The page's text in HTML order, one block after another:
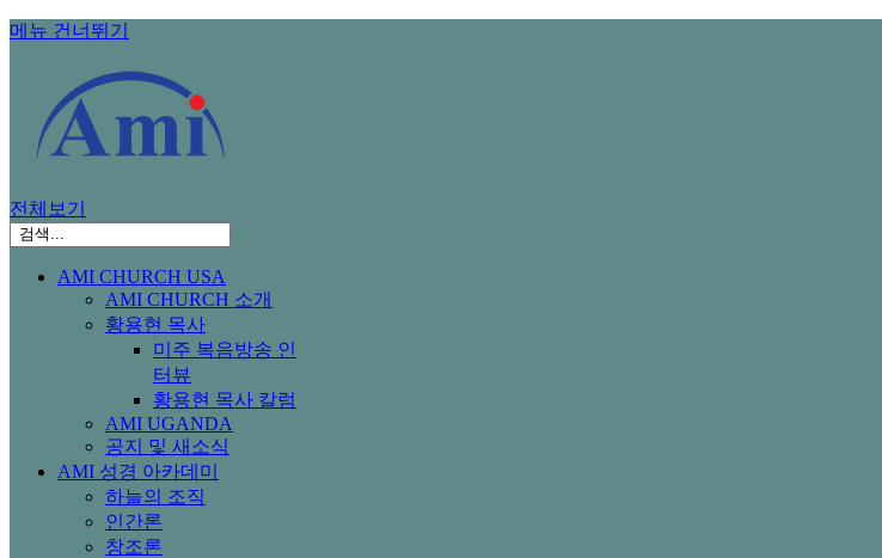
메뉴 건너뛰기
전체보기
AMI CHURCH USA
AMI CHURCH 소개
황용현 목사
미주 복음방송 인
터뷰
황용현 목사 칼럼
AMI UGANDA
공지 및 새소식
AMI 성경 아카데미
하늘의 조직
인간론
창조론